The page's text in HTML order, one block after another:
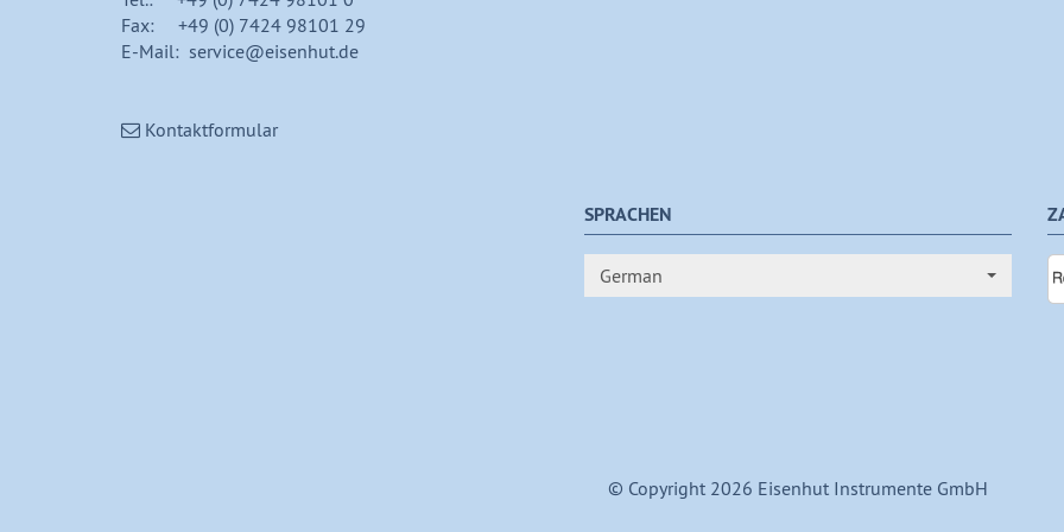
Fax: +49 (0) 7424 98101 29
E-Mail: service@eisenhut.de
Kontaktformular
SPRACHEN
German
© Copyright 2026 Eisenhut Instrumente GmbH